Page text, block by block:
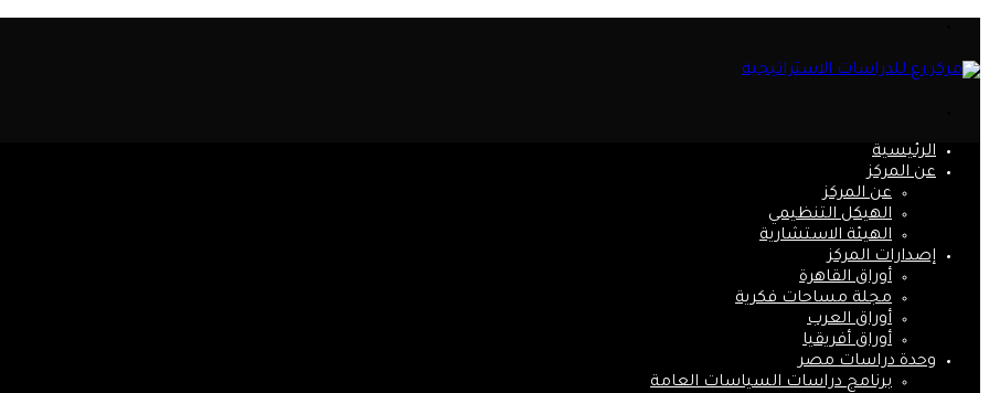
الرئيسية
عن المركز
عن المركز
الهيكل التنظيمي
الهيئة الاستشارية
إصدارات المركز
أوراق القاهرة
مجلة مساحات فكرية
أوراق العرب
أوراق أفريقيا
وحدة دراسات مصر
برنامج دراسات السياسات العامة